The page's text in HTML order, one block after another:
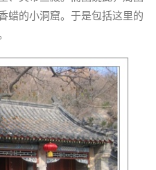
蜡的小洞窟。于是包括这里的